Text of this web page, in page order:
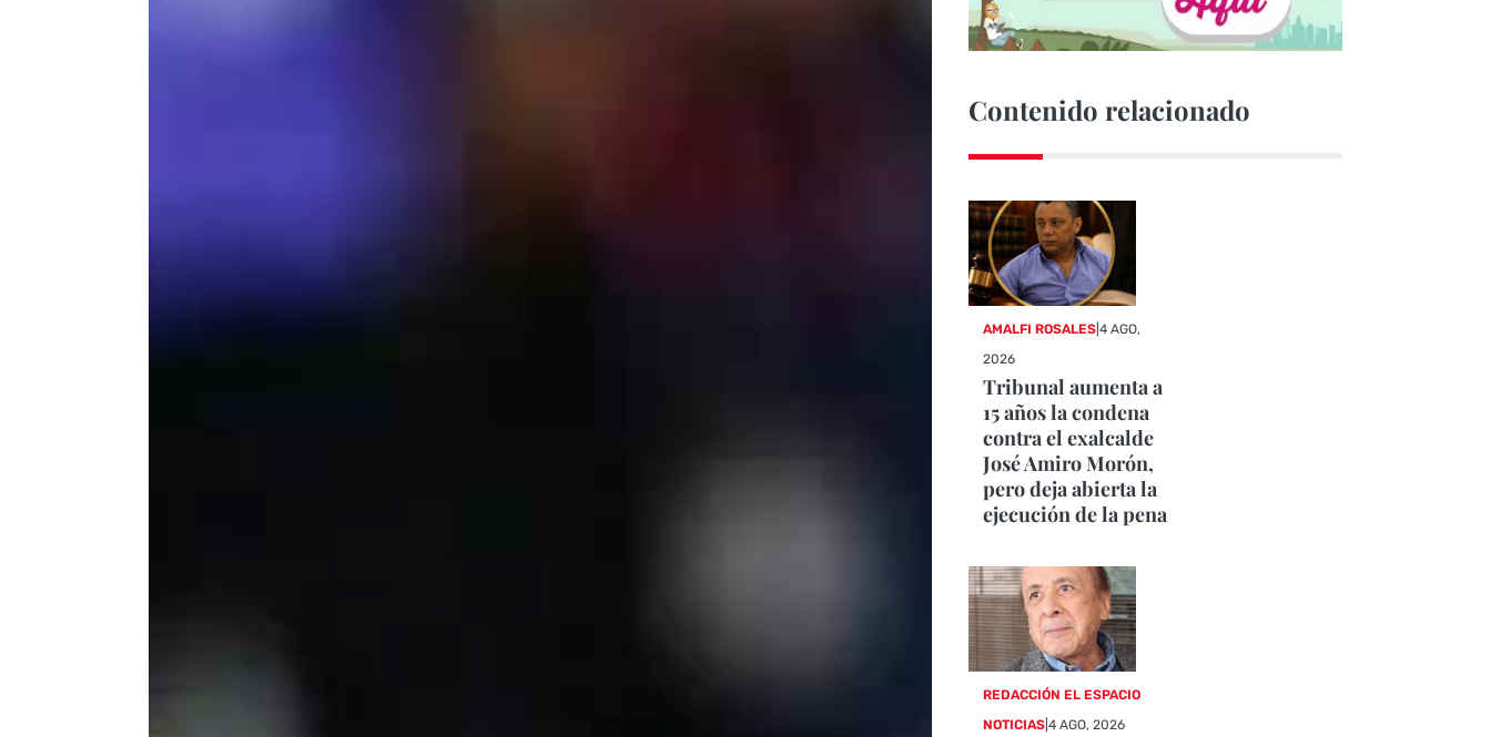
Contenido relacionado
AMALFI ROSALES |4 AGO,
2026
Tribunal aumenta a
15 años la condena
contra el exalcalde
José Amiro Morón,
pero deja abierta la
ejecución de la pena
REDACCIÓN EL ESPACIO
NOTICIAS |4 AGO, 2026